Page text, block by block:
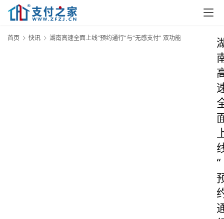
首页 快讯 湖南高速全面上线“预约通行”与“无感支付” 双功能
“